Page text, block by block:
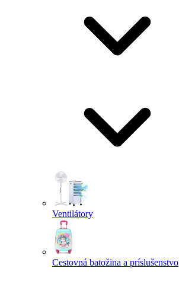
Ventilátory
Cestovná batožina a príslušenstvo